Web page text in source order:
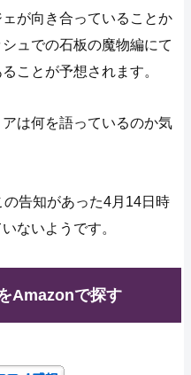
が向き合っていることか
ュでの石板の魔物編にて
ことが予想されます。
は何を語っているのか気
告知があった4月14日時
ないようです。
Amazonで探す